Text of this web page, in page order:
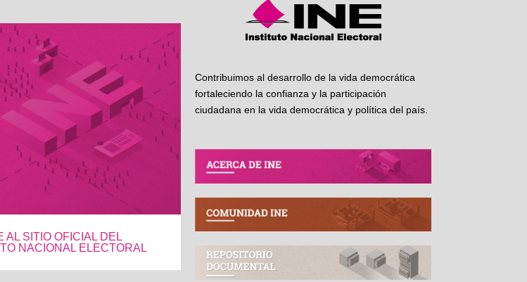
AL SITIO OFICIAL DEL
NACIONAL ELECTORAL
Contribuimos al desarrollo de la vida democrática
fortaleciendo la confianza y la participación
ciudadana en la vida democrática y política del país.